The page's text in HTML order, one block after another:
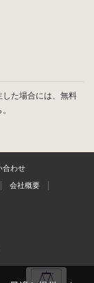
た場合には、無料
合わせ
会社概要